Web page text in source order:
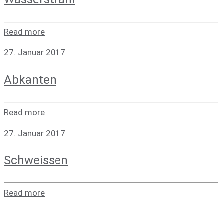
Read more
27. Januar 2017
Abkan­ten
Read more
27. Januar 2017
Schweis­sen
Read more